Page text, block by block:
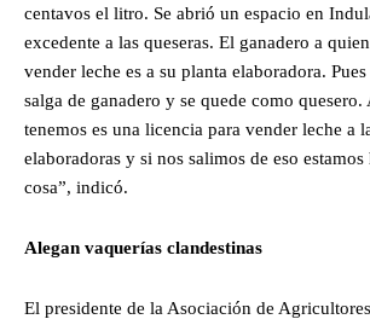
centavos el litro. Se abrió un espacio en
excedente a las queseras. El ganadero a
vender leche es a su planta elaboradora.
salga de ganadero y se quede como
tenemos es una licencia para vender leche a
elaboradoras y si nos salimos de eso
cosa”, indicó.
Alegan vaquerías clandestinas
El presidente de la Asociación de